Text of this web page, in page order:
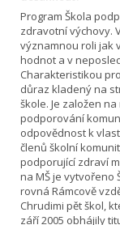
Program Škola
zdravotní výchovy.
významnou roli jak
hodnot a v
Charakteristikou
důraz kladený na
škole. Je založen
podporování
odpovědnost k
členů školní
podporující zdraví
na MŠ je vytvořeno
rovná Rámcově
Chrudimi pět škol,
září 2005 obhájily